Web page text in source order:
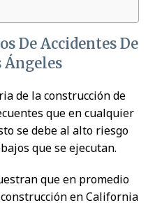
De Accidentes De
Ángeles
de la construcción de
que en cualquier
se debe al alto riesgo
que se ejecutan.
que en promedio
en California